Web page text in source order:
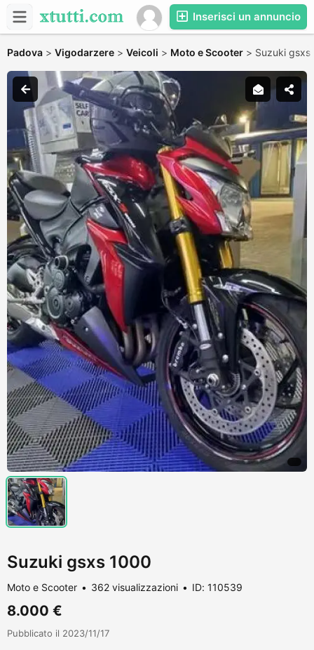
Inserisci un annuncio
Padova > Vigodarzere > Veicoli > Moto e Scooter > Suzuki
Suzuki gsxs 1000
Moto e Scooter 362 visualizzazioni ID: 110539
8.000 €
Pubblicato il 2023/11/17